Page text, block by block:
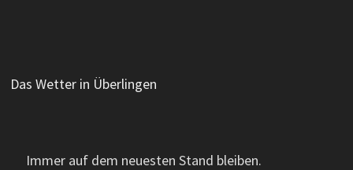
Das Wetter in Überlingen
Immer auf dem neuesten Stand bleiben.